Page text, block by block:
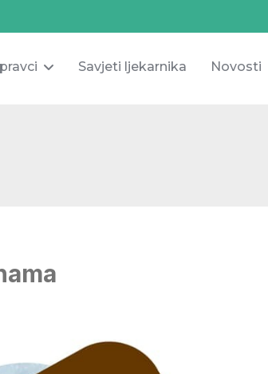
Savjeti ljekarnika Novosti